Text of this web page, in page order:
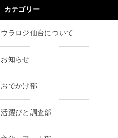
カテゴリー
ウラロジ仙台について
お知らせ
おでかけ部
活躍びと調査部